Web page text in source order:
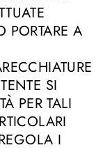
A
SI
PER TALI
I